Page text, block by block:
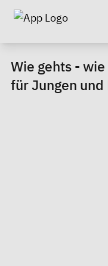
Wie gehts -
für Jungen und